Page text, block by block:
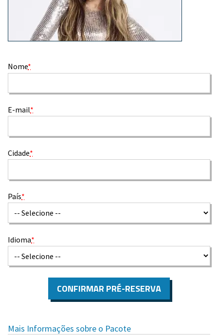
Nome*
E-mail*
Cidade*
País*
Idioma*
CONFIRMAR PRÉ-RESERVA
Mais Informações sobre o Pacote